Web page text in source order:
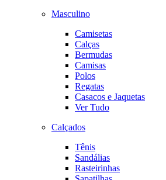
Masculino
Camisetas
Calças
Bermudas
Camisas
Polos
Regatas
Casacos e Jaquetas
Ver Tudo
Calçados
Tênis
Sandálias
Rasteirinhas